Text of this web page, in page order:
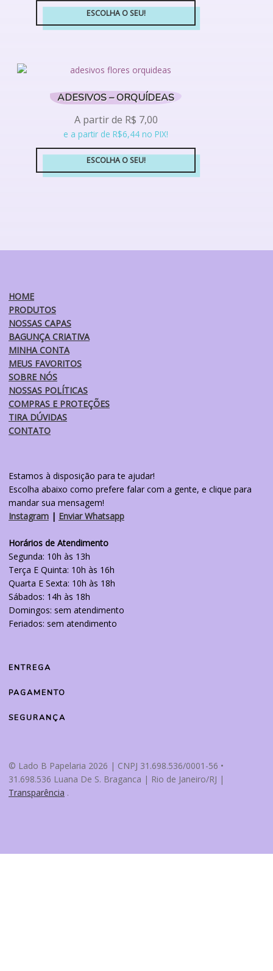
escolhidas
página
ESCOLHA O SEU!
Este
várias
As
opções
podem
ser
escolhidas
página
ADESIVOS – ORQUÍDEAS
A partir de R$ 7,00
e a partir de R$6,44 no PIX!
ESCOLHA O SEU!
Este
As
HOME
PRODUTOS
NOSSAS CAPAS
BAGUNÇA CRIATIVA
MINHA CONTA
MEUS FAVORITOS
SOBRE NÓS
NOSSAS POLÍTICAS
COMPRAS E PROTEÇÕES
TIRA DÚVIDAS
CONTATO
Estamos à disposição para te ajudar!
Escolha abaixo como prefere falar com a gente, e clique para
mandar sua mensagem!
Instagram | Enviar Whatsapp
Horários de Atendimento
Segunda: 10h às 13h
Terça E Quinta: 10h às 16h
Quarta E Sexta: 10h às 18h
Sábados: 14h às 18h
Domingos: sem atendimento
Feriados: sem atendimento
ENTREGA
PAGAMENTO
SEGURANÇA
© Lado B Papelaria 2026 | CNPJ 31.698.536/0001-56 •
31.698.536 Luana De S. Braganca | Rio de Janeiro/RJ |
Transparência .